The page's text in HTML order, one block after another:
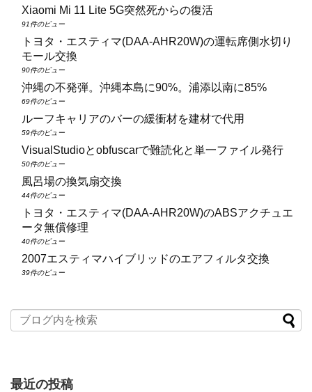
Xiaomi Mi 11 Lite 5G突然死からの復活
91件のビュー
トヨタ・エスティマ(DAA‑AHR20W)の運転席側水切り
モール交換
90件のビュー
沖縄の不発弾。沖縄本島に90%。浦添以南に85%
69件のビュー
ルーフキャリアのバーの緩衝材を建材で代用
59件のビュー
VisualStudioとobfuscarで難読化と単一ファイル発行
50件のビュー
風呂場の換気扇交換
44件のビュー
トヨタ・エスティマ(DAA‑AHR20W)のABSアクチュエ
ータ無償修理
40件のビュー
2007エスティマハイブリッドのエアフィルタ交換
39件のビュー
最近の投稿